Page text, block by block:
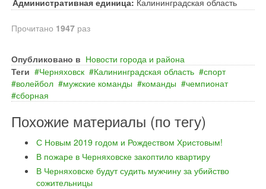
Административная единица: Калининградская область
Прочитано 1947 раз
Опубликовано в Новости города и района
Теги
Черняховск Калининградская область
спорт
волейбол
мужские команды команды
чемпионат
сборная
Похожие материалы (по тегу)
С Новым 2019 годом и Рождеством Христовым!
В пожаре в Черняховске закоптило квартиру
В Черняховске будут судить мужчину за убийство
сожительницы